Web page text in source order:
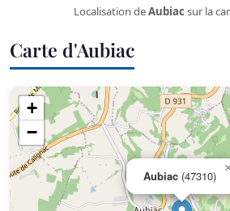
Localisation deAubiac sur la
Carte d'Aubiac
Aubiac (47310)
×
+
−